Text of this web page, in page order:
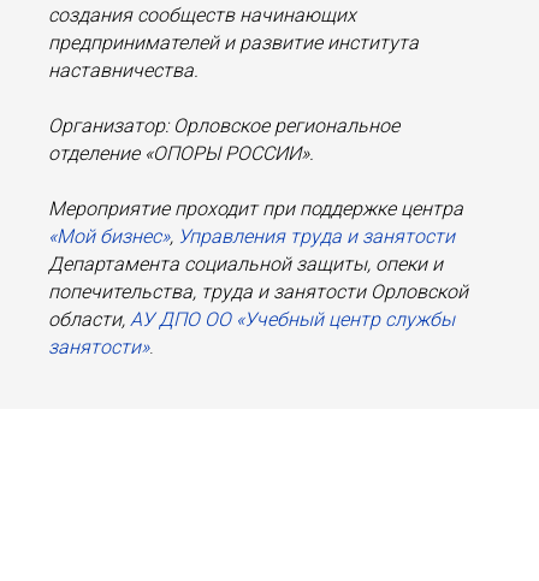
создания сообществ начинающих
предпринимателей и развитие института
наставничества.
Организатор: Орловское региональное
отделение «ОПОРЫ РОССИИ».
Мероприятие проходит при поддержке центра
«Мой бизнес», Управления труда и занятости
Департамента социальной защиты, опеки и
попечительства, труда и занятости Орловской
области, АУ ДПО ОО «Учебный центр службы
занятости».